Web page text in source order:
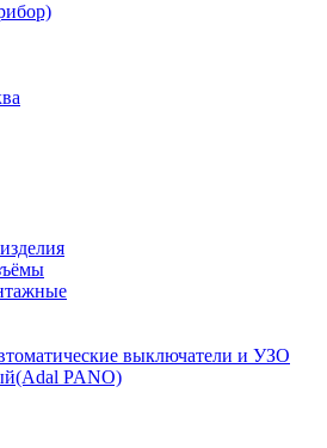
выключатели и УЗО
PANO)